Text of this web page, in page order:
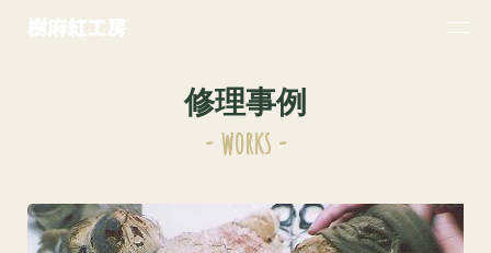
修理事例
- works -